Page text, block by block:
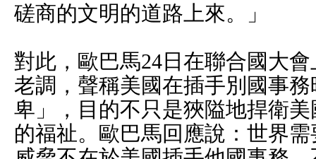
磋商的文明的道路上來。」
對此，歐巴馬24日在聯合國大
老調，聲稱美國在插手別國事
卑」，目的不只是狹隘地捍衛
的福祉。歐巴馬回應說：世界